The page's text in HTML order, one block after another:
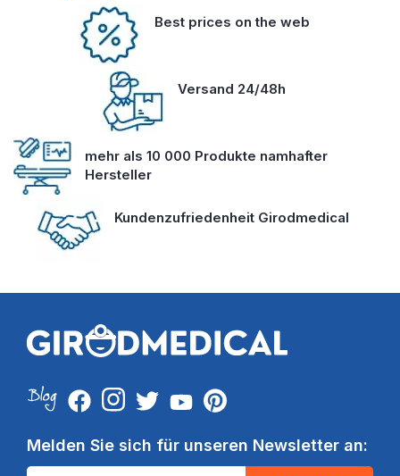
Best prices on the web
Versand 24/48h
mehr als 10 000 Produkte namhafter
Hersteller
Kundenzufriedenheit Girodmedical
Melden Sie sich für unseren Newsletter an: